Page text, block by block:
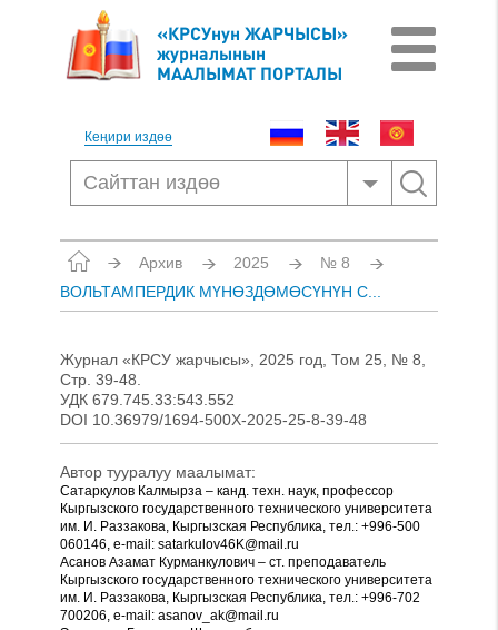
«КРСУнун ЖАРЧЫСЫ»
журналынын
МААЛЫМАТ ПОРТАЛЫ
Кеңири издөө
Архив 2025
№ 8
ВОЛЬТАМПЕРДИК МҮНӨЗДӨМӨСҮНҮН С...
Журнал «КРСУ жарчысы», 2025 год, Том 25, № 8,
Стр. 39-48.
УДК 679.745.33:543.552
DOI 10.36979/1694-500X-2025-25-8-39-48
Автор тууралуу маалымат:
Сатаркулов Калмырза – канд. техн. наук, профессор
Кыргызского государственного технического университета
им. И. Раззакова, Кыргызская Республика, тел.: +996-500
060146, e-mail: satarkulov46K@mail.ru
Асанов Азамат Курманкулович – ст. преподаватель
Кыргызского государственного технического университета
им. И. Раззакова, Кыргызская Республика, тел.: +996-702
700206, e-mail: asanov_ak@mail.ru